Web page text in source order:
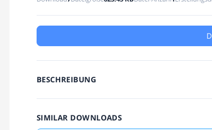
BESCHREIBUNG
SIMILAR DOWNLOADS